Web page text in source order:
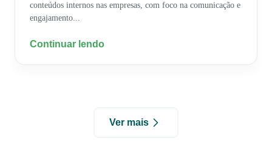
Ver mais
conteúdos internos nas empresas, com foco na comunicação e
engajamento...
Continuar lendo